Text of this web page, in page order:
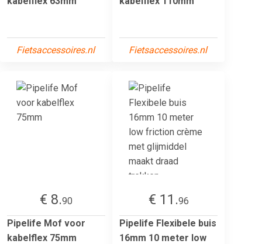
Fietsaccessoires.nl Fietsaccessoires.nl
€ 8.90
Pipelife Mof voor
kabelflex 75mm
€ 11.96
Pipelife Flexibele buis
16mm 10 meter low